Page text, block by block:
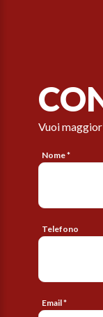
Vuoi
Nome *
Telefono
Email *